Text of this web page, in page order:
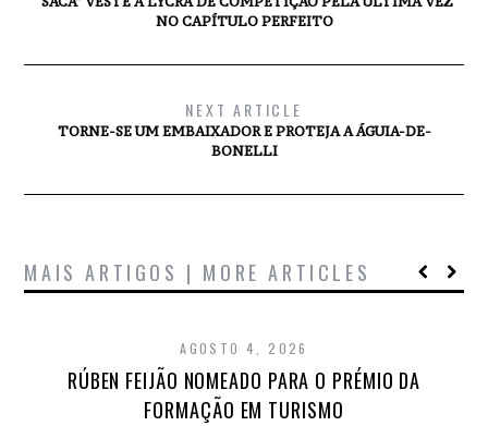
NO CAPÍTULO PERFEITO
NEXT ARTICLE
TORNE-SE UM EMBAIXADOR E PROTEJA A ÁGUIA-DE-
BONELLI
MAIS ARTIGOS | MORE ARTICLES
AGOSTO 4, 2026
RÚBEN FEIJÃO NOMEADO PARA O PRÉMIO DA
FORMAÇÃO EM TURISMO